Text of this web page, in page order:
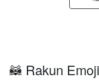
🦝 Rakun